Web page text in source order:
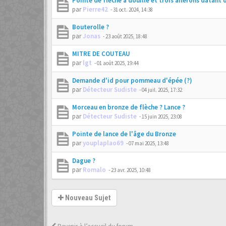
parPierre42 -31 oct. 2024, 14:38
Bouterolle ?
parJonas -23 août 2025, 18:48
MITRE DE COUTEAU
parlgt -01 août 2025, 19:44
Demande d'id pour pommeau d'épée (?)
parDétecteur Sudiste -04 juil. 2025, 17:32
Morceau en bronze de flèche ? Lance ?
parDétecteur Sudiste -15 juin 2025, 23:08
Pointe de lance de l'âge du Bronze
paryouplaplao69 -07 mai 2025, 13:48
Dague ?
parRomalo -23 avr. 2025, 10:48
Nouveau Sujet